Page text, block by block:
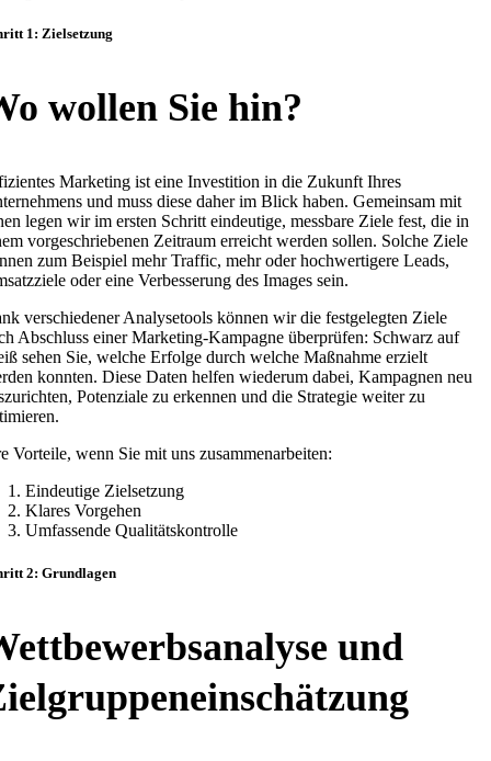
1: Zielsetzung
wollen Sie hin?
Marketing ist eine Investition in die Zukunft Ihres
und muss diese daher im Blick haben. Gemeinsam mit
legen wir im ersten Schritt eindeutige, messbare Ziele fest, die in
vorgeschriebenen Zeitraum erreicht werden sollen. Solche Ziele
zum Beispiel mehr Traffic, mehr oder hochwertigere Leads,
oder eine Verbesserung des Images sein.
verschiedener Analysetools können wir die festgelegten Ziele
Abschluss einer Marketing-Kampagne überprüfen: Schwarz auf
sehen Sie, welche Erfolge durch welche Maßnahme erzielt
konnten. Diese Daten helfen wiederum dabei, Kampagnen neu
Potenziale zu erkennen und die Strategie weiter zu
Vorteile, wenn Sie mit uns zusammenarbeiten:
Eindeutige Zielsetzung
Klares Vorgehen
Umfassende Qualitätskontrolle
2: Grundlagen
und